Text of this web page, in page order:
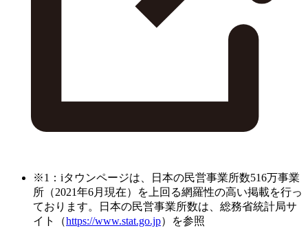
※1：iタウンページは、日本の民営事業所数516万事業
所（2021年6月現在）を上回る網羅性の高い掲載を行っ
ております。日本の民営事業所数は、総務省統計局サ
イト（https://www.stat.go.jp）を参照